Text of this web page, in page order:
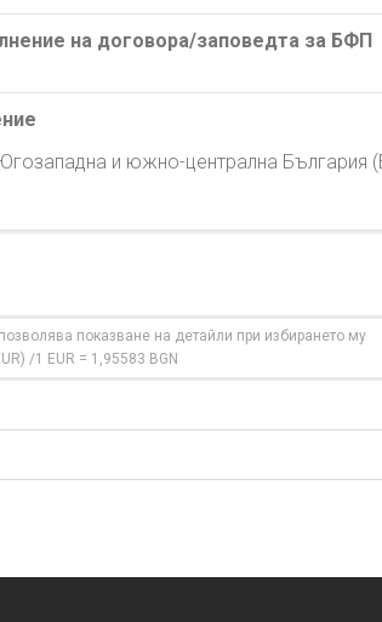
на договора/заповедта за БФП
и южно-централна България
показване на детайли при избирането му
/1 EUR = 1,95583 BGN